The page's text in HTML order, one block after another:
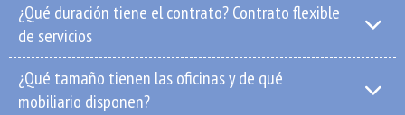
¿Qué duración tiene el contrato? Contrato flexible
de servicios
¿Qué tamaño tienen las oficinas y de qué
mobiliario disponen?